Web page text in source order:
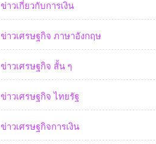
ข่าวเกี่ยวกับการเงิน
ข่าวเศรษฐกิจ ภาษาอังกฤษ
ข่าวเศรษฐกิจ สั้น ๆ
ข่าวเศรษฐกิจ ไทยรัฐ
ข่าวเศรษฐกิจการเงิน